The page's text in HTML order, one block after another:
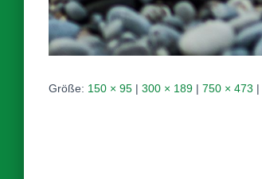
Größe: 150 × 95 | 300 × 189 | 750 × 473 |